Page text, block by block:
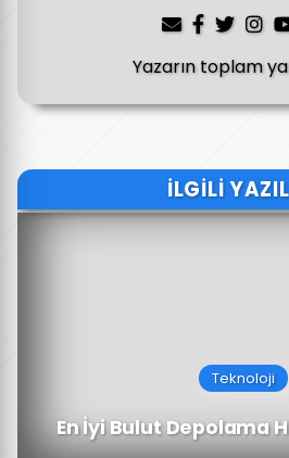
Yazarın toplam
İLGILI
Teknoloji
En İyi Bulut Depolama